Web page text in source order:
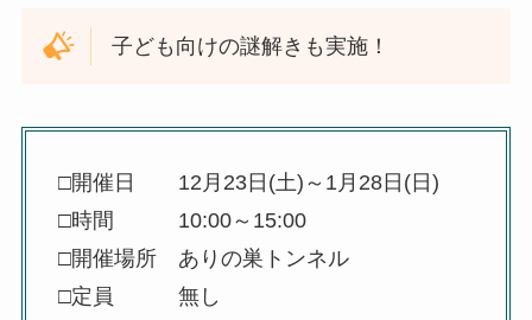
子ども向けの謎解きも実施！
□開催日 12月23日(土)～1月28日(日)
□時間 10:00～15:00
□開催場所 ありの巣トンネル
□定員 無し